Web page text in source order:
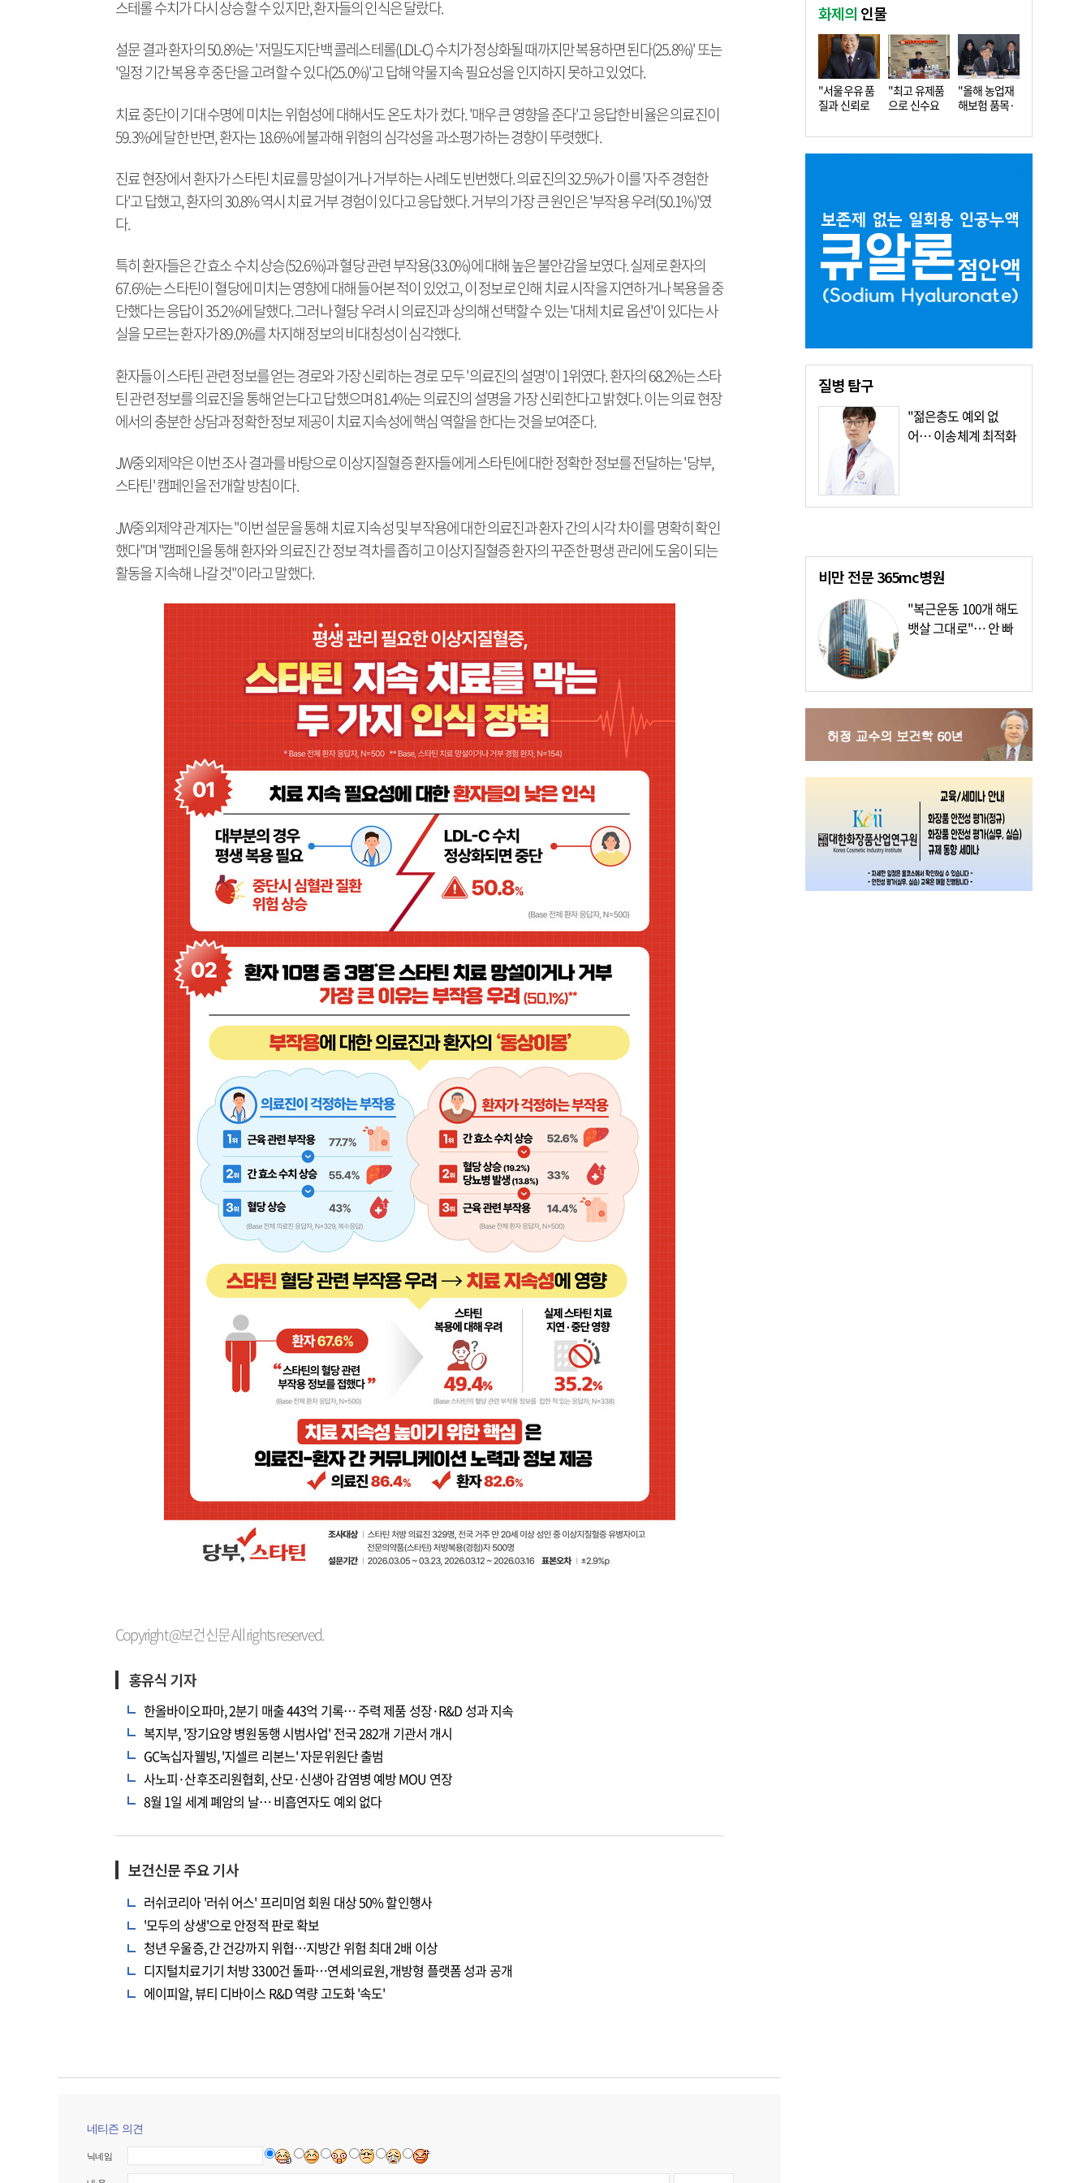
스테롤 수치가 다시 상승할 수 있지만, 환자들의 인식은 달랐다.
설문 결과 환자의 50.8%는 '저밀도지단백 콜레스테롤(LDL-C) 수치가 정상화될 때까지만 복용하면 된다(25.8%)' 또는
'일정 기간 복용 후 중단을 고려할 수 있다(25.0%)'고 답해 약물 지속 필요성을 인지하지 못하고 있었다.
치료 중단이 기대 수명에 미치는 위험성에 대해서도 온도 차가 컸다. '매우 큰 영향을 준다'고 응답한 비율은 의료진이
59.3%에 달한 반면, 환자는 18.6%에 불과해 위험의 심각성을 과소평가하는 경향이 뚜렷했다.
진료 현장에서 환자가 스타틴 치료를 망설이거나 거부하는 사례도 빈번했다. 의료진의 32.5%가 이를 '자주 경험한
다'고 답했고, 환자의 30.8% 역시 치료 거부 경험이 있다고 응답했다. 거부의 가장 큰 원인은 '부작용 우려(50.1%)'였
다.
특히 환자들은 간 효소 수치 상승(52.6%)과 혈당 관련 부작용(33.0%)에 대해 높은 불안감을 보였다. 실제로 환자의
67.6%는 스타틴이 혈당에 미치는 영향에 대해 들어본 적이 있었고, 이 정보로 인해 치료 시작을 지연하거나 복용을 중
단했다는 응답이 35.2%에 달했다. 그러나 혈당 우려 시 의료진과 상의해 선택할 수 있는 '대체 치료 옵션'이 있다는 사
실을 모르는 환자가 89.0%를 차지해 정보의 비대칭성이 심각했다.
환자들이 스타틴 관련 정보를 얻는 경로와 가장 신뢰하는 경로 모두 '의료진의 설명'이 1위였다. 환자의 68.2%는 스타
틴 관련 정보를 의료진을 통해 얻는다고 답했으며 81.4%는 의료진의 설명을 가장 신뢰한다고 밝혔다. 이는 의료 현장
에서의 충분한 상담과 정확한 정보 제공이 치료 지속성에 핵심 역할을 한다는 것을 보여준다.
JW중외제약은 이번 조사 결과를 바탕으로 이상지질혈증 환자들에게 스타틴에 대한 정확한 정보를 전달하는 '당부,
스타틴' 캠페인을 전개할 방침이다.
JW중외제약 관계자는 "이번 설문을 통해 치료 지속성 및 부작용에 대한 의료진과 환자 간의 시각 차이를 명확히 확인
했다"며 "캠페인을 통해 환자와 의료진 간 정보 격차를 좁히고 이상지질혈증 환자의 꾸준한 평생 관리에 도움이 되는
활동을 지속해 나갈 것"이라고 말했다.
Copyright @보건신문 All rights reserved.
홍유식 기자
한올바이오파마, 2분기 매출 443억 기록… 주력 제품 성장·R&D 성과 지속
복지부, '장기요양 병원동행 시범사업' 전국 282개 기관서 개시
GC녹십자웰빙, '지셀르 리본느' 자문위원단 출범
사노피·산후조리원협회, 산모·신생아 감염병 예방 MOU 연장
8월 1일 세계 폐암의 날… 비흡연자도 예외 없다
보건신문 주요 기사
러쉬코리아 '러쉬 어스' 프리미엄 회원 대상 50% 할인행사
'모두의 상생'으로 안정적 판로 확보
청년 우울증, 간 건강까지 위협…지방간 위험 최대 2배 이상
디지털치료기기 처방 3300건 돌파…연세의료원, 개방형 플랫폼 성과 공개
에이피알, 뷰티 디바이스 R&D 역량 고도화 '속도'
네티즌 의견
닉네임
화제의 인물
"서울우유 품
질과 신뢰로
"최고 유제품
으로 신수요
"올해 농업재
해보험 품목·
질병탐구
"젊은층도 예외 없
어… 이송체계 최적화
비만 전문365mc병원
"복근운동 100개 해도
뱃살 그대로"… 안 빠